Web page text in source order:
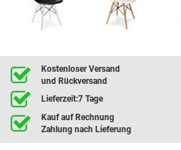
Kostenloser Versand
und Rückversand
Lieferzeit:7 Tage
Kauf auf Rechnung
Zahlung nach Lieferung